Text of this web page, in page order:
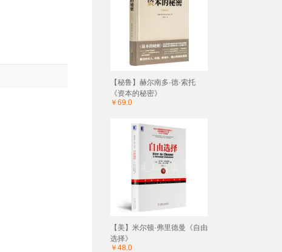
【秘鲁】赫尔南多·德·索托
《资本的秘密》
￥69.0
【美】米尔顿·弗里德曼《自由
选择》
￥48.0